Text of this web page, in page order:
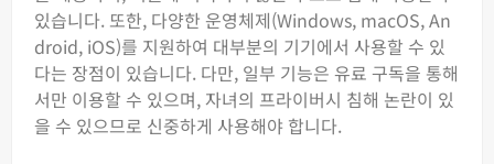
있습니다. 또한, 다양한 운영체제(Windows, macOS, An
droid, iOS)를 지원하여 대부분의 기기에서 사용할 수 있
다는 장점이 있습니다. 다만, 일부 기능은 유료 구독을 통해
서만 이용할 수 있으며, 자녀의 프라이버시 침해 논란이 있
을 수 있으므로 신중하게 사용해야 합니다.